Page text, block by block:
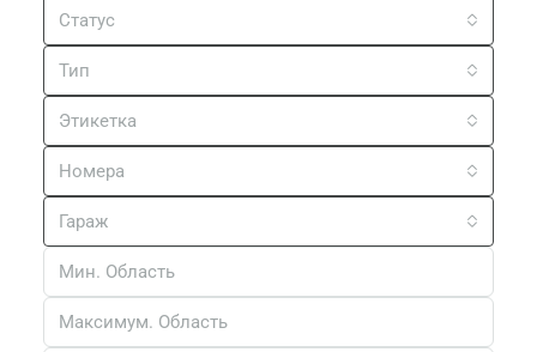
Статус
Тип
Этикетка
Номера
Гараж